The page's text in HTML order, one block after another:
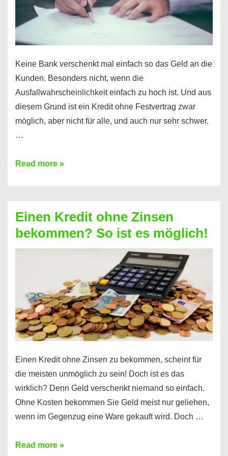
möglich!
Keine Bank verschenkt mal einfach so das Geld an die
Kunden. Besonders nicht, wenn die
Ausfallwahrscheinlichkeit einfach zu hoch ist. Und aus
diesem Grund ist ein Kredit ohne Festvertrag zwar
möglich, aber nicht für alle, und auch nur sehr schwer.
…
Ist
Festvertrag
für
jeden
erfahren
Sie
es
Read more »
Einen Kredit ohne Zinsen
bekommen? So ist es möglich!
Einen Kredit ohne Zinsen zu bekommen, scheint für
die meisten unmöglich zu sein! Doch ist es das
wirklich? Denn Geld verschenkt niemand so einfach.
Ohne Kosten bekommen Sie Geld meist nur geliehen,
wenn im Gegenzug eine Ware gekauft wird. Doch …
Einen
Read more »